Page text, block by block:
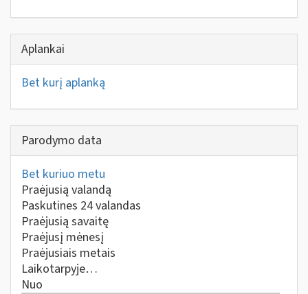
Aplankai
Bet kurį aplanką
Parodymo data
Bet kuriuo metu
Praėjusią valandą
Paskutines 24 valandas
Praėjusią savaitę
Praėjusį mėnesį
Praėjusiais metais
Laikotarpyje…
Nuo